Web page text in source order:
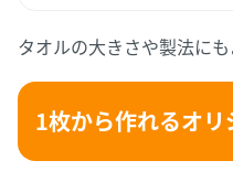
タオルの大きさや製法に
1枚から作れるオ